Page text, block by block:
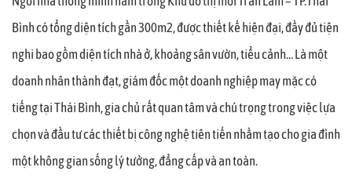
Bình có tổng diện tích gần 300m2, được thiết kế hiện đại, đầy đủ tiện
nghi bao gồm diện tích nhà ở, khoảng sân vườn, tiểu cảnh… Là một
doanh nhân thành đạt, giám đốc một doanh nghiệp may mặc có
tiếng tại Thái Bình, gia chủ rất quan tâm và chú trọng trong việc lựa
chọn và đầu tư các thiết bị công nghệ tiên tiến nhằm tạo cho gia đình
một không gian sống lý tưởng, đẳng cấp và an toàn.